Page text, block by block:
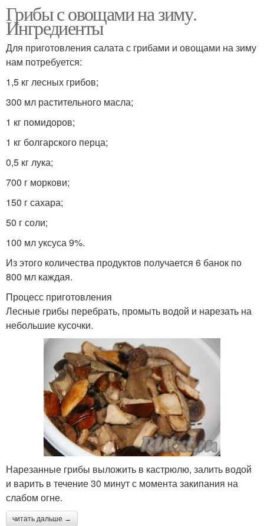
Грибы с овощами на зиму.
Ингредиенты
Для приготовления салата с грибами и овощами на зиму
нам потребуется:
1,5 кг лесных грибов;
300 мл растительного масла;
1 кг помидоров;
1 кг болгарского перца;
0,5 кг лука;
700 г моркови;
150 г сахара;
50 г соли;
100 мл уксуса 9%.
Из этого количества продуктов получается 6 банок по
800 мл каждая.
Процесс приготовления
Лесные грибы перебрать, промыть водой и нарезать на
небольшие кусочки.
Нарезанные грибы выложить в кастрюлю, залить водой
и варить в течение 30 минут с момента закипания на
слабом огне.
читать дальше →